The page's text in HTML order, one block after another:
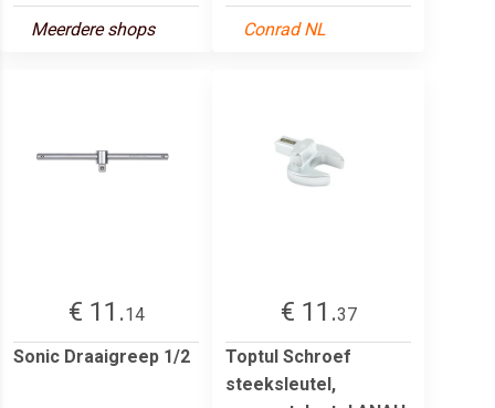
Meerdere shops Conrad NL
€ 11.14
Sonic Draaigreep 1/2
€ 11.37
Toptul Schroef
steeksleutel,